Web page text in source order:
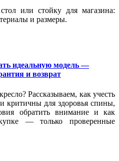
или стойку для магазина:
и размеры.
идеальную модель —
и возврат
Рассказываем, как учесть
критичны для здоровья спины,
обратить внимание и как
— только проверенные